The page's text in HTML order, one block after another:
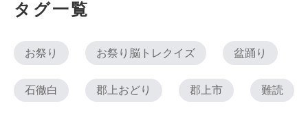
タグ一覧
お祭り お祭り脳トレクイズ 盆踊り
石徹白 郡上おどり 郡上市 難読